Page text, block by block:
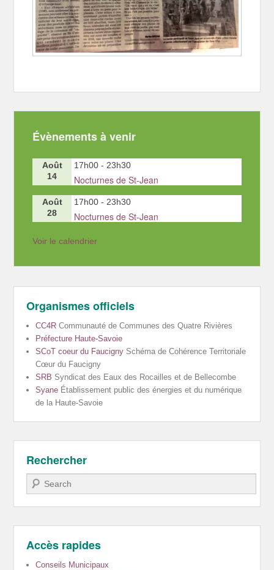
Évènements à venir
Août
14
17h00 - 23h30
Nocturnes de St-Jean
Août
28
17h00 - 23h30
Nocturnes de St-Jean
Voir le calendrier
Organismes officiels
CC4R Communauté de Communes des Quatre Rivières
Préfecture Haute-Savoie
SCoT coeur du Faucigny Schéma de Cohérence Territoriale
Cœur du Faucigny
SRB Syndicat des Eaux des Rocailles et de Bellecombe
Syane Établissement public des énergies et du numérique
de la Haute-Savoie
Rechercher
Recherche
Accès rapides
Conseils Municipaux